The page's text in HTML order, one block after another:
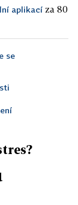
aplikací za 80
se